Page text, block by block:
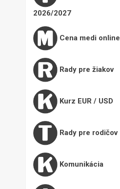
2026/2027
Cena medi online
Rady pre žiakov
Kurz EUR / USD
Rady pre rodičov
Komunikácia